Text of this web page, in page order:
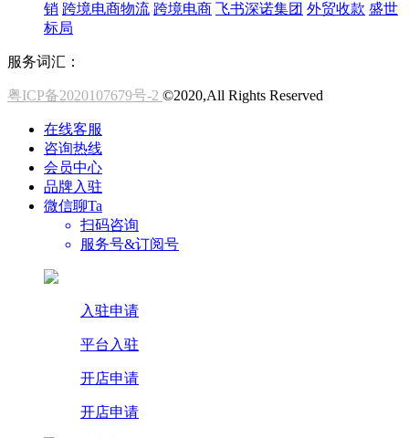
销 跨境电商物流 跨境电商 飞书深诺集团 外贸收款 盛世
标局
服务词汇：
粤ICP备2020107679号-2 ©2020,All Rights Reserved
在线客服
咨询热线
会员中心
品牌入驻
微信聊Ta
扫码咨询
服务号&订阅号
入驻申请
平台入驻
开店申请
开店申请